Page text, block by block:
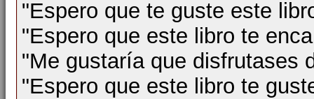
"Espero que te guste este
"Espero que este libro te
"Me gustaría que disfrutases
"Espero que este libro te